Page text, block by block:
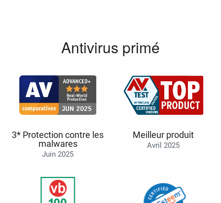
Antivirus primé
3* Protection contre les
malwares
Juin 2025
Meilleur produit
Avril 2025